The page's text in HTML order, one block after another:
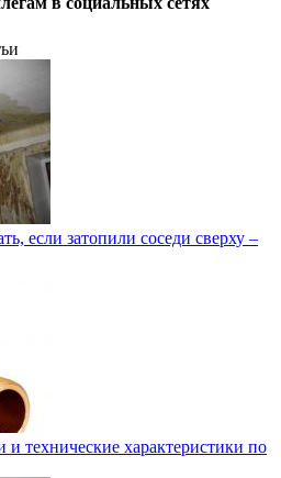
если затопили соседи сверху –
и технические характеристики по